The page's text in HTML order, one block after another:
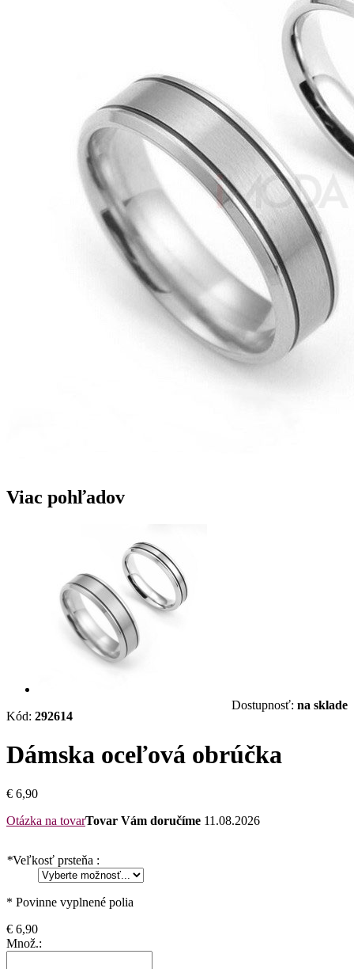
Viac pohľadov
Kód: 292614
Dostupnosť: na sklade
Dámska oceľová obrúčka
€ 6,90
Otázka na tovarTovar Vám doručíme 11.08.2026
*Veľkosť prsteňa :
* Povinne vyplnené polia
€ 6,90
Množ.: